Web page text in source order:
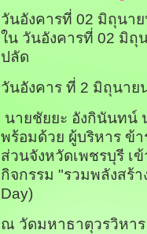
วันอังคารที่ 02 มิถุนา
ใน วันอังคารที่ 02 มิถุ
ปลัด
วันอังคาร ที่ 2 มิถุนาย
นายชัยยะ อังกินันทน์
พร้อมด้วย ผู้บริหาร ข้
ส่วนจังหวัดเพชรบุรี เ
กิจกรรม "รวมพลังสร้
Day)
ณ วัดมหาธาตุวรวิหา